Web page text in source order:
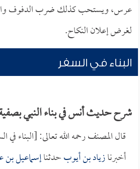
عرس، ويستحب كذلك ضرب الدفوف
لغرض إعلان النكاح.
البناء في السفر
شرح حديث أنس في بناء النبي
قال المصنف رحمه الله تعالى: [البناء في
أخبرنازياد بن أيوبحدثناإسماعيل بن